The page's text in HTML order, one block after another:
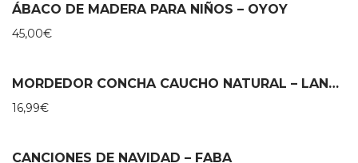
ÁBACO DE MADERA PARA NIÑOS – OYOY
45,00€
MORDEDOR CONCHA CAUCHO NATURAL – LANCO
16,99€
CANCIONES DE NAVIDAD – FABA